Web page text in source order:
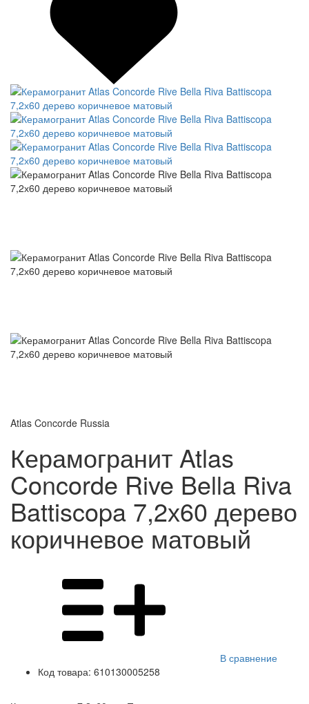
Atlas Concorde Russia
Керамогранит Atlas
Concorde Rive Bella Riva
Battiscopa 7,2х60 дерево
коричневое матовый
В сравнение
Код товара: 610130005258